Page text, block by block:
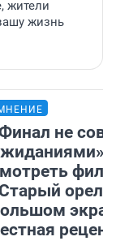
жители
жизнь
не
орел»